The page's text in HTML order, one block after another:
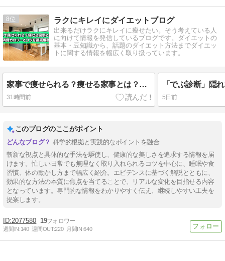
8 ラクにキレイにダイエットブログ
出来るだけラクにキレイに痩せたい。そう考えている人
に向けて情報を発信しているブログです。ダイエットの
基本・豆知識から、話題のダイエット方法までダイエッ
トに関する情報を幅広く取り扱っています。
家事で痩せられる？痩せる家事とは？消費カロリーとコツを徹底解説
31時間前 5日前
このブログのここがポイント
科学的根拠と実践的なポイントを融合
斬新な視点と具体的な手法を駆使し、健康的な美しさを追求する情報を届
けます。忙しい日常でも無理なく取り入れられるコツを中心に、睡眠や食
習慣、体の動かし方まで幅広く紹介。エビデンスに基づく解説とともに、
効果的な方法の本質に焦点を当てることで、リアルな変化を目指せる内容
となっています。専門的な情報をわかりやすく伝え、継続しやすい工夫を
提案します。
2077580 19
週間IN:140 週間OUT:220 月間IN:640